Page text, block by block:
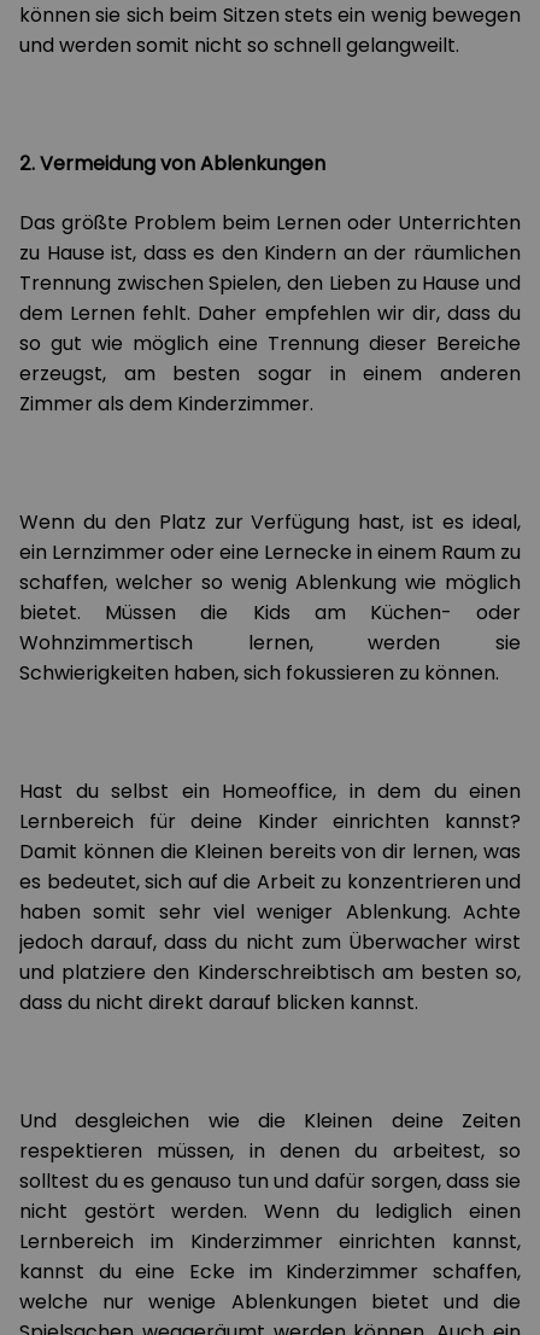
können sie sich beim Sitzen stets ein wenig bewegen
und werden somit nicht so schnell gelangweilt.
2. Vermeidung von Ablenkungen
Das größte Problem beim Lernen oder Unterrichten
zu Hause ist, dass es den Kindern an der räumlichen
Trennung zwischen Spielen, den Lieben zu Hause und
dem Lernen fehlt. Daher empfehlen wir dir, dass du
so gut wie möglich eine Trennung dieser Bereiche
erzeugst, am besten sogar in einem anderen
Zimmer als dem Kinderzimmer.
Wenn du den Platz zur Verfügung hast, ist es ideal,
ein Lernzimmer oder eine Lernecke in einem Raum zu
schaffen, welcher so wenig Ablenkung wie möglich
bietet. Müssen die Kids am Küchen- oder
Wohnzimmertisch lernen, werden sie
Schwierigkeiten haben, sich fokussieren zu können.
Hast du selbst ein Homeoffice, in dem du einen
Lernbereich für deine Kinder einrichten kannst?
Damit können die Kleinen bereits von dir lernen, was
es bedeutet, sich auf die Arbeit zu konzentrieren und
haben somit sehr viel weniger Ablenkung. Achte
jedoch darauf, dass du nicht zum Überwacher wirst
und platziere den Kinderschreibtisch am besten so,
dass du nicht direkt darauf blicken kannst.
Und desgleichen wie die Kleinen deine Zeiten
respektieren müssen, in denen du arbeitest, so
solltest du es genauso tun und dafür sorgen, dass sie
nicht gestört werden. Wenn du lediglich einen
Lernbereich im Kinderzimmer einrichten kannst,
kannst du eine Ecke im Kinderzimmer schaffen,
welche nur wenige Ablenkungen bietet und die